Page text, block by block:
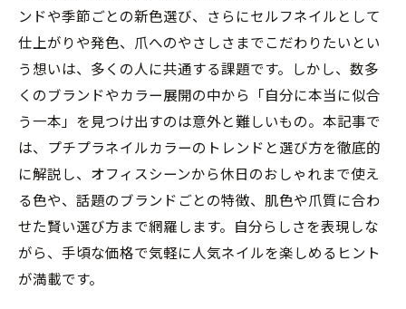
ンドや季節ごとの新色選び、さらにセルフネイルとして
仕上がりや発色、爪へのやさしさまでこだわりたいとい
う想いは、多くの人に共通する課題です。しかし、数多
くのブランドやカラー展開の中から「自分に本当に似合
う一本」を見つけ出すのは意外と難しいもの。本記事で
は、プチプラネイルカラーのトレンドと選び方を徹底的
に解説し、オフィスシーンから休日のおしゃれまで使え
る色や、話題のブランドごとの特徴、肌色や爪質に合わ
せた賢い選び方まで網羅します。自分らしさを表現しな
がら、手頃な価格で気軽に人気ネイルを楽しめるヒント
が満載です。